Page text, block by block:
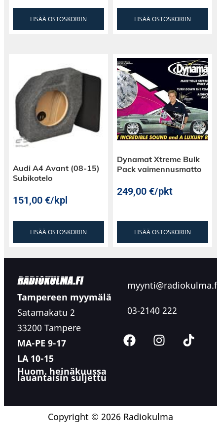
LISÄÄ OSTOSKORIIN LISÄÄ OSTOSKORIIN
Audi A4 Avant (08-15)
Subikotelo
151,00€/kpl
LISÄÄ OSTOSKORIIN
Dynamat Xtreme Bulk
Pack vaimennusmatto
249,00€/pkt
LISÄÄ OSTOSKORIIN
Tampereen myymälä
Satamakatu 2
33200 Tampere
MA-PE 9-17
LA 10-15
Huom. heinäkuussa
lauantaisin suljettu
myynti@radiokulma.fi
03-2140 222
Copyright © 2026 Radiokulma